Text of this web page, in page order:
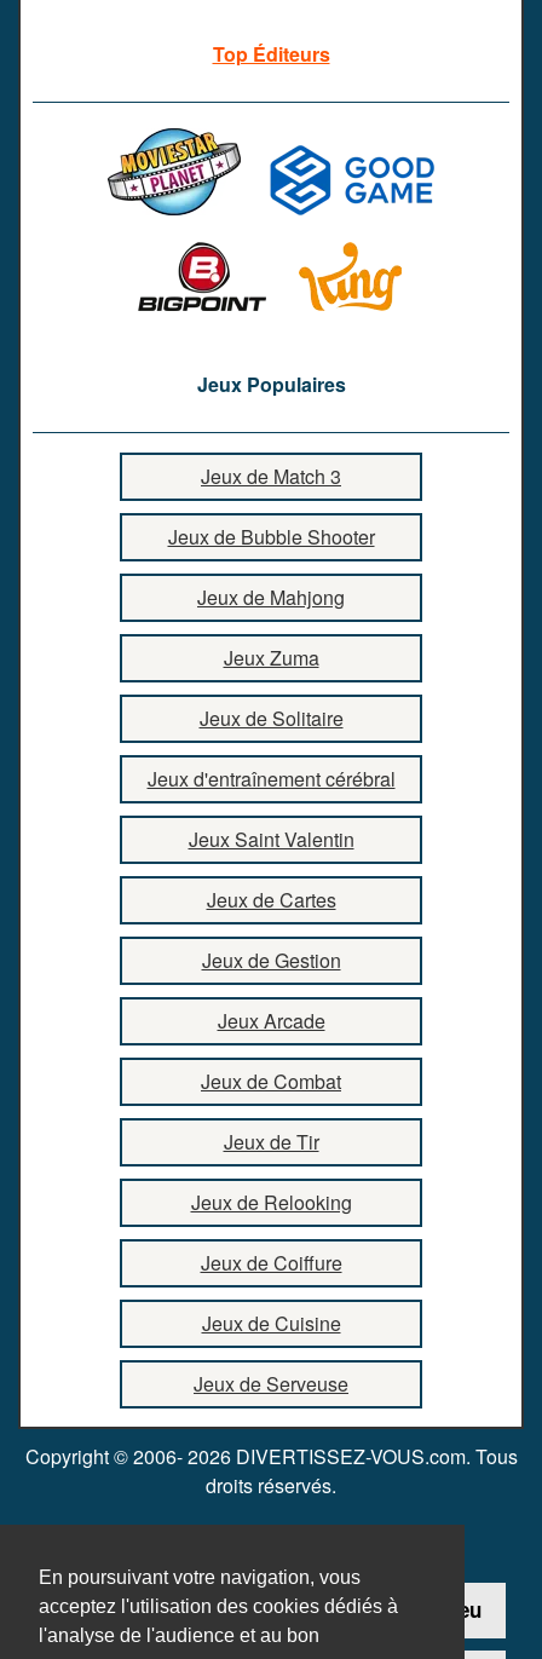
En poursuivant votre navigation, vous
acceptez l'utilisation des cookies dédiés à
l'analyse de l'audience et au bon
Top Éditeurs
Jeux Populaires
Jeux de Match 3
Jeux de Bubble Shooter
Jeux de Mahjong
Jeux Zuma
Jeux de Solitaire
Jeux d'entraînement cérébral
Jeux Saint Valentin
Jeux de Cartes
Jeux de Gestion
Jeux Arcade
Jeux de Combat
Jeux de Tir
Jeux de Relooking
Jeux de Coiffure
Jeux de Cuisine
Jeux de Serveuse
Copyright © 2006- 2026 DIVERTISSEZ-VOUS.com. Tous
droits réservés.
Contact Ajouter un jeu